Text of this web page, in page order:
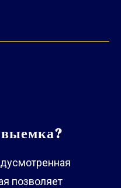
позволяет